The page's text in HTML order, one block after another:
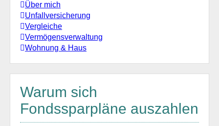
Über mich
Unfallversicherung
Vergleiche
Vermögensverwaltung
Wohnung & Haus
Warum sich
Fondssparpläne auszahlen